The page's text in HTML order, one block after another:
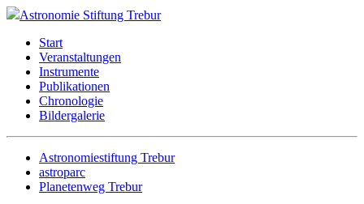
Astronomie Stiftung Trebur
Start
Veranstaltungen
Instrumente
Publikationen
Chronologie
Bildergalerie
Astronomiestiftung Trebur
astroparc
Planetenweg Trebur